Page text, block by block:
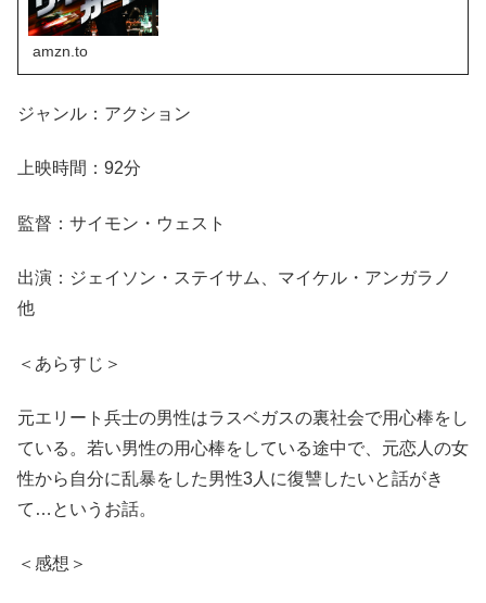
amzn.to
ジャンル：アクション
上映時間：92分
監督：サイモン・ウェスト
出演：ジェイソン・ステイサム、マイケル・アンガラノ
他
＜あらすじ＞
元エリート兵士の男性はラスベガスの裏社会で用心棒をし
ている。若い男性の用心棒をしている途中で、元恋人の女
性から自分に乱暴をした男性3人に復讐したいと話がき
て…というお話。
＜感想＞